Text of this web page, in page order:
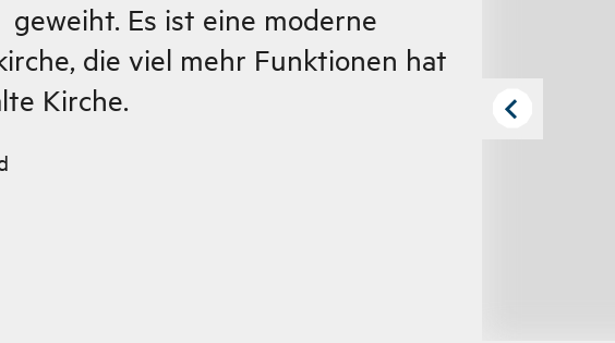
Es ist eine moderne
die viel mehr Funktionen hat
Kirche.